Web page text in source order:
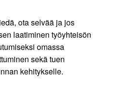
ota selvää ja jos
laatiminen työyhteisön
omassa
sekä tuen
kehitykselle.